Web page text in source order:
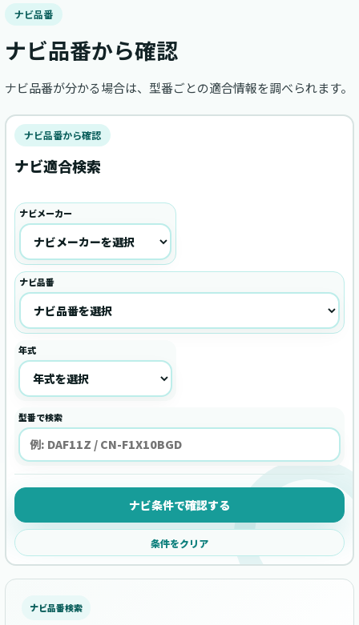
ナビ品番
ナビ品番から確認
ナビ品番が分かる場合は、型番ごとの適合情報を調べられます。
ナビ品番から確認
ナビ適合検索
ナビメーカー
ナビ品番
年式
型番で検索
ナビ条件で確認する
条件をクリア
ナビ品番検索